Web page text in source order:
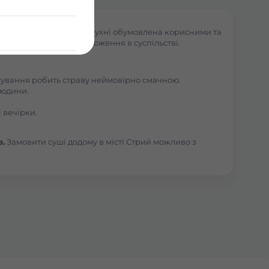
японської кухні обумовлена корисними та
віку, статі та положення в суспільстві.
робить страву неймовірно смачною.
Замовити суші додому в місті Стрий можливо з